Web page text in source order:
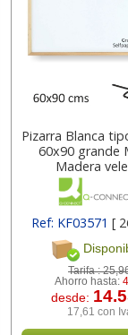
Pizarra Blanca
60x90 grande
Madera
Ref: KF03571 [
Tarifa :
Ahorro hasta:
desde:
17,61 con